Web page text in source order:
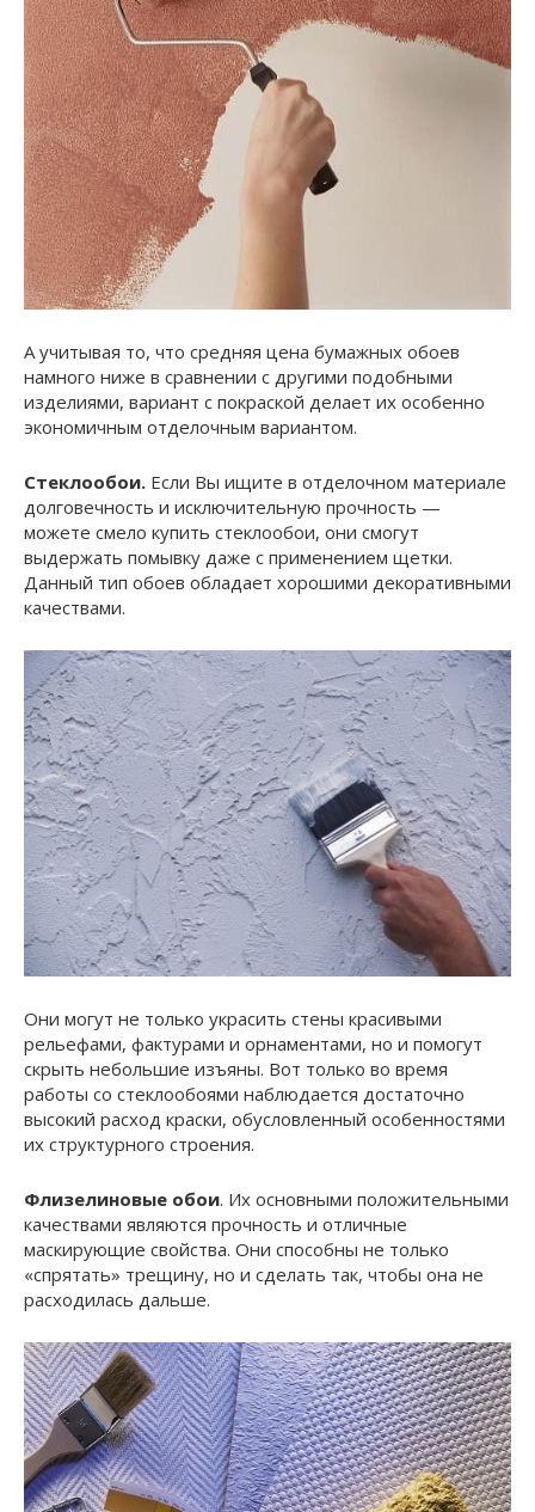
А учитывая то, что средняя цена бумажных обоев
намного ниже в сравнении с другими подобными
изделиями, вариант с покраской делает их особенно
экономичным отделочным вариантом.
Стеклообои. Если Вы ищите в отделочном материале
долговечность и исключительную прочность —
можете смело купить стеклообои, они смогут
выдержать помывку даже с применением щетки.
Данный тип обоев обладает хорошими декоративными
качествами.
Они могут не только украсить стены красивыми
рельефами, фактурами и орнаментами, но и помогут
скрыть небольшие изъяны. Вот только во время
работы со стеклообоями наблюдается достаточно
высокий расход краски, обусловленный особенностями
их структурного строения.
Флизелиновые обои. Их основными положительными
качествами являются прочность и отличные
маскирующие свойства. Они способны не только
«спрятать» трещину, но и сделать так, чтобы она не
расходилась дальше.